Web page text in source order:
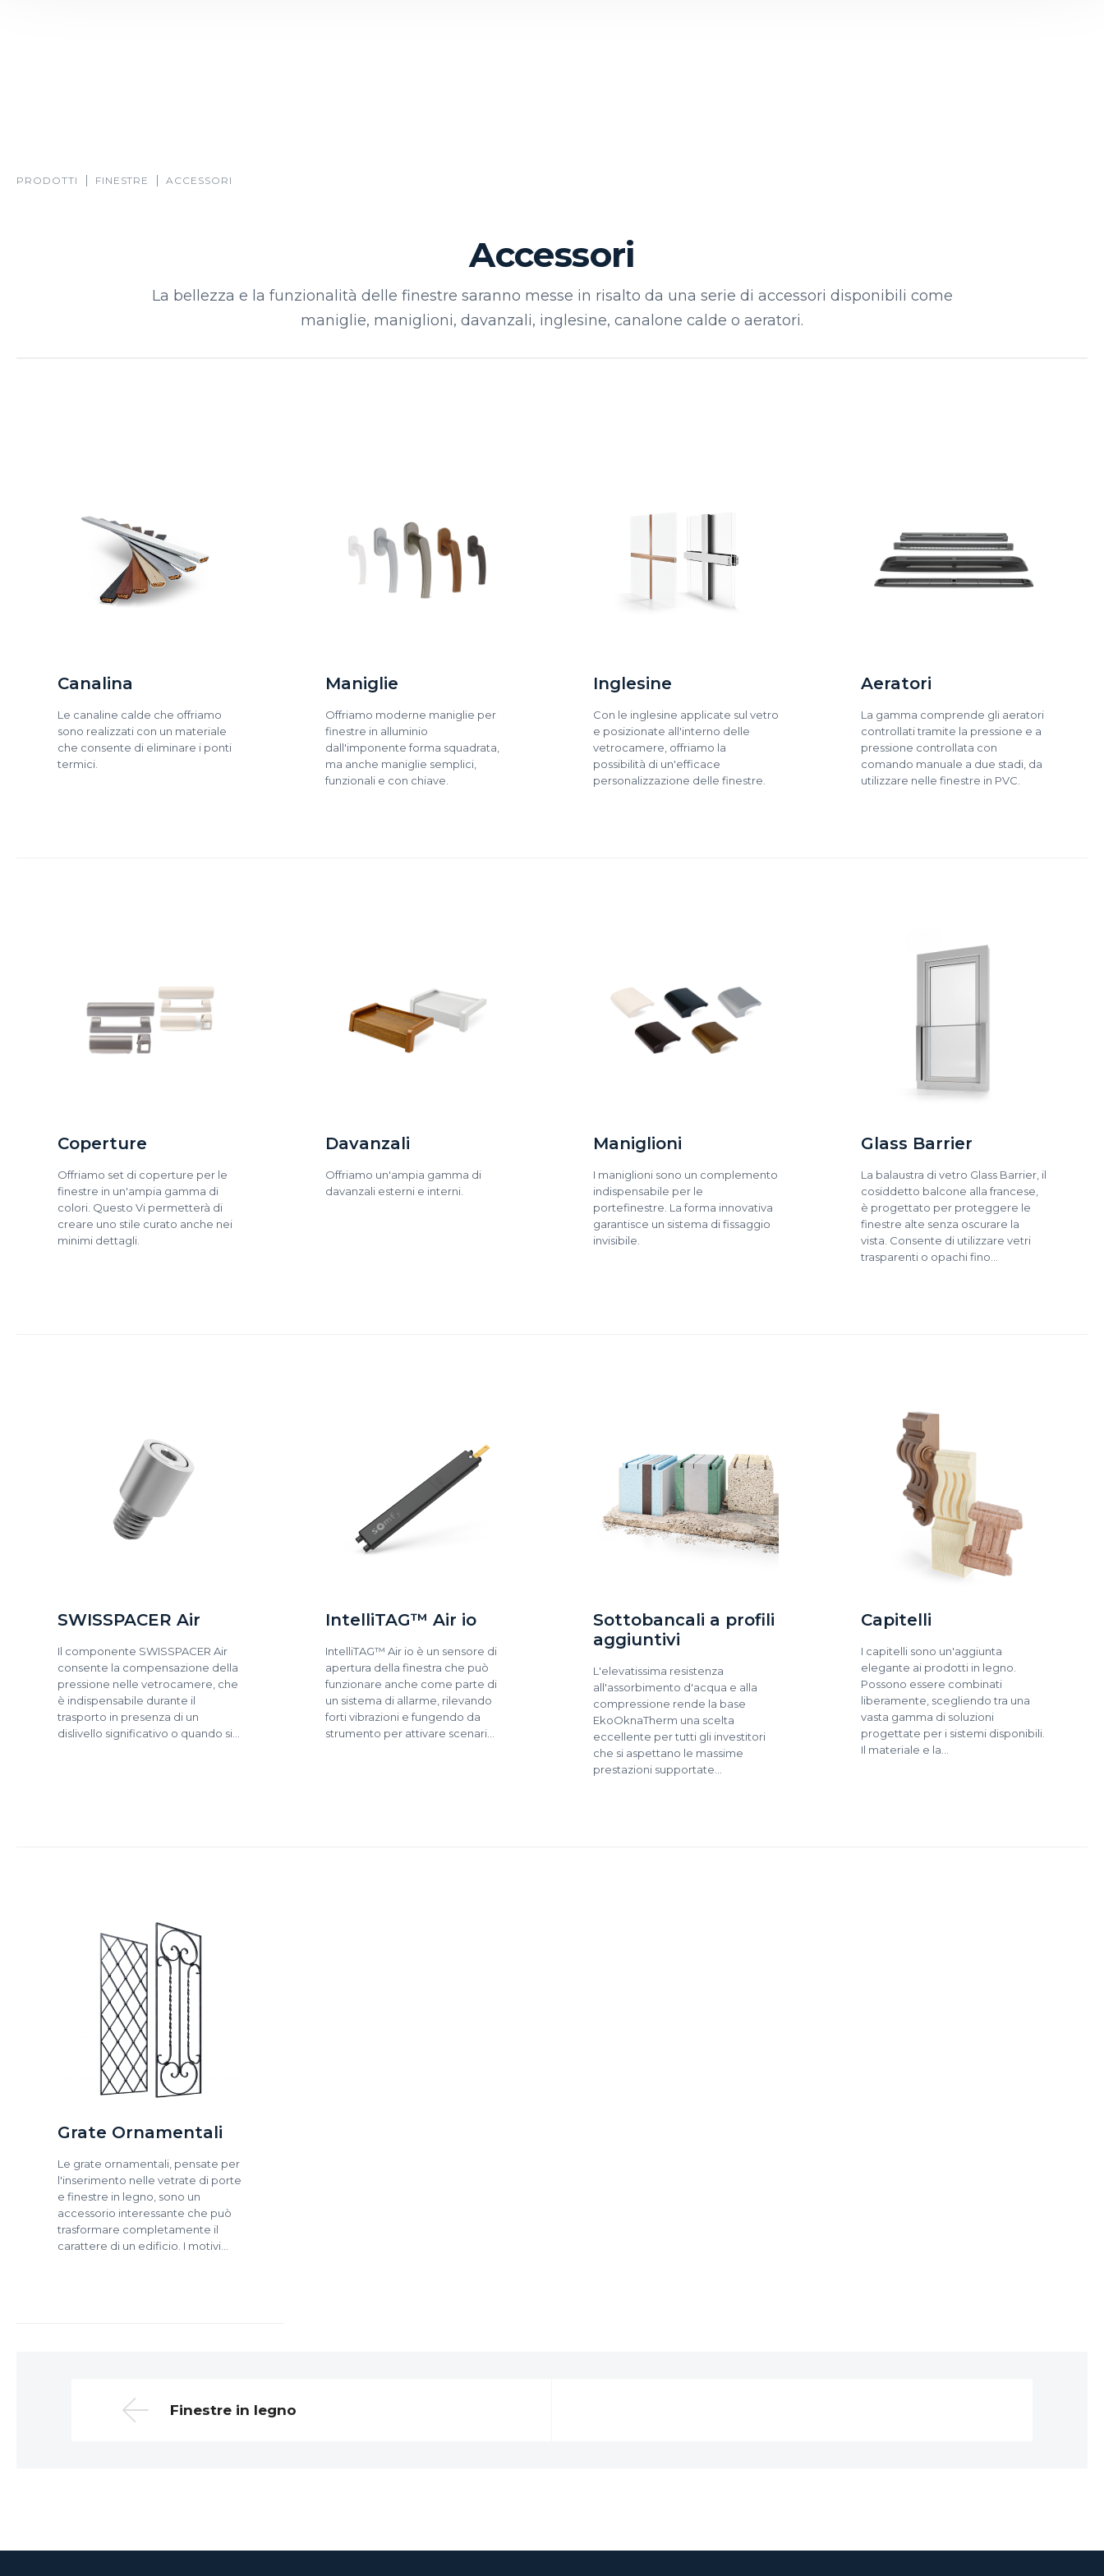
PRODOTTI FINESTRE ACCESSORI
Accessori
La bellezza e la funzionalità delle finestre saranno messe in risalto da una serie di accessori disponibili come
maniglie, maniglioni, davanzali, inglesine, canalone calde o aeratori.
Canalina
Le canaline calde che offriamo
sono realizzati con un materiale
che consente di eliminare i ponti
termici.
Maniglie
Offriamo moderne maniglie per
finestre in alluminio
dall'imponente forma squadrata,
ma anche maniglie semplici,
funzionali e con chiave.
Inglesine
Con le inglesine applicate sul vetro
e posizionate all'interno delle
vetrocamere, offriamo la
possibilità di un'efficace
personalizzazione delle finestre.
Aeratori
La gamma comprende gli aeratori
controllati tramite la pressione e a
pressione controllata con
comando manuale a due stadi, da
utilizzare nelle finestre in PVC.
Coperture
Offriamo set di coperture per le
finestre in un'ampia gamma di
colori. Questo Vi permetterà di
creare uno stile curato anche nei
minimi dettagli.
Davanzali
Offriamo un'ampia gamma di
davanzali esterni e interni.
Maniglioni
I maniglioni sono un complemento
indispensabile per le
portefinestre. La forma innovativa
garantisce un sistema di fissaggio
invisibile.
Glass Barrier
La balaustra di vetro Glass Barrier, il
cosiddetto balcone alla francese,
è progettato per proteggere le
finestre alte senza oscurare la
vista. Consente di utilizzare vetri
trasparenti o opachi fino…
SWISSPACER Air
Il componente SWISSPACER Air
consente la compensazione della
pressione nelle vetrocamere, che
è indispensabile durante il
trasporto in presenza di un
dislivello significativo o quando si…
IntelliTAG™ Air io
IntelliTAG™ Air io è un sensore di
apertura della finestra che può
funzionare anche come parte di
un sistema di allarme, rilevando
forti vibrazioni e fungendo da
strumento per attivare scenari…
Sottobancali a profili
aggiuntivi
L'elevatissima resistenza
all'assorbimento d'acqua e alla
compressione rende la base
EkoOknaTherm una scelta
eccellente per tutti gli investitori
che si aspettano le massime
prestazioni supportate…
Capitelli
I capitelli sono un'aggiunta
elegante ai prodotti in legno.
Possono essere combinati
liberamente, scegliendo tra una
vasta gamma di soluzioni
progettate per i sistemi disponibili.
Il materiale e la…
Grate Ornamentali
Le grate ornamentali, pensate per
l'inserimento nelle vetrate di porte
e finestre in legno, sono un
accessorio interessante che può
trasformare completamente il
carattere di un edificio. I motivi…
Finestre in legno